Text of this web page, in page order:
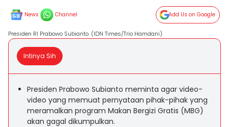
News Channel Add Us on Google
Presiden RI Prabowo Subianto. (IDN Times/Trio Hamdani)
Intinya Sih
Presiden Prabowo Subianto meminta agar video-
video yang memuat pernyataan pihak-pihak yang
meramalkan program Makan Bergizi Gratis (MBG)
akan gagal dikumpulkan.